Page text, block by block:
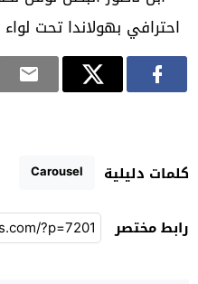
كلمات دليلية Carousel
رابط مختصر